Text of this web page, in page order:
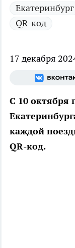
Екатеринбург
QR-код
17 декабря
С 10 октября
каждой
QR-код.